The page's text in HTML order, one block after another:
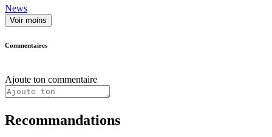
News
Voir moins
Commentaires
Ajoute ton commentaire
Recommandations